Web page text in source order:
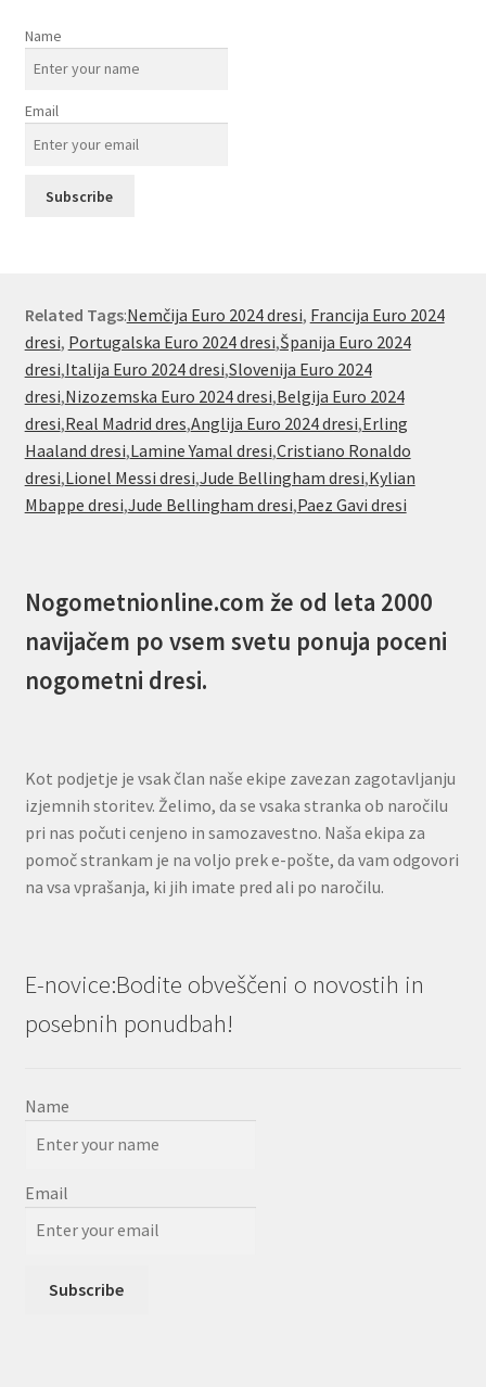
Name
Email
Related Tags:Nemčija Euro 2024 dresi, Francija Euro 2024
dresi, Portugalska Euro 2024 dresi,Španija Euro 2024
dresi,Italija Euro 2024 dresi,Slovenija Euro 2024
dresi,Nizozemska Euro 2024 dresi,Belgija Euro 2024
dresi,Real Madrid dres,Anglija Euro 2024 dresi,Erling
Haaland dresi,Lamine Yamal dresi,Cristiano Ronaldo
dresi,Lionel Messi dresi,Jude Bellingham dresi,Kylian
Mbappe dresi,Jude Bellingham dresi,Paez Gavi dresi
Nogometnionline.com že od leta 2000
navijačem po vsem svetu ponuja poceni
nogometni dresi.
Kot podjetje je vsak član naše ekipe zavezan zagotavljanju
izjemnih storitev. Želimo, da se vsaka stranka ob naročilu
pri nas počuti cenjeno in samozavestno. Naša ekipa za
pomoč strankam je na voljo prek e-pošte, da vam odgovori
na vsa vprašanja, ki jih imate pred ali po naročilu.
E-novice:Bodite obveščeni o novostih in
posebnih ponudbah!
Name
Email